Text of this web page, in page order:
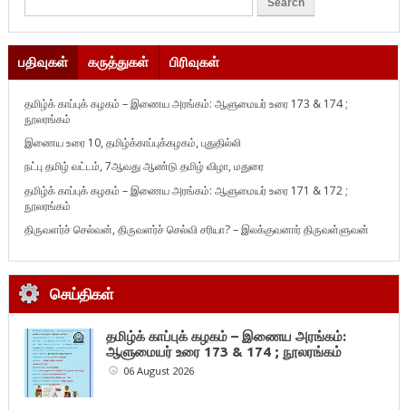
பதிவுகள் கருத்துகள் பிரிவுகள்
தமிழ்க் காப்புக் கழகம் – இணைய அரங்கம்: ஆளுமையர் உரை 173 & 174 ;
நூலரங்கம்
இணைய உரை 10, தமிழ்க்காப்புக்கழகம், புதுதில்லி
நட்பு தமிழ் வட்டம், 7ஆவது ஆண்டு தமிழ் விழா, மதுரை
தமிழ்க் காப்புக் கழகம் – இணைய அரங்கம்: ஆளுமையர் உரை 171 & 172 ;
நூலரங்கம்
திருவளர்ச் செல்வன், திருவளர்ச் செல்வி சரியா? – இலக்குவனார் திருவள்ளுவன்
செய்திகள்
தமிழ்க் காப்புக் கழகம் – இணைய அரங்கம்:
ஆளுமையர் உரை 173 & 174 ; நூலரங்கம்
06 August 2026